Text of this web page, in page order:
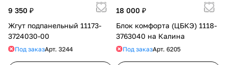
9 350 ₽
Жгут подпанельный 11173-
3724030-00
Под заказАрт. 3244
18 000 ₽
Блок комфорта (ЦБКЭ) 1118-
3763040 на Калина
Под заказАрт. 6205